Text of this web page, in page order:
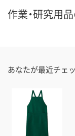
作業・研究用
あなたが最近チェ